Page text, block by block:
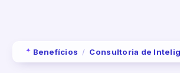
Benefícios / Consultoria de